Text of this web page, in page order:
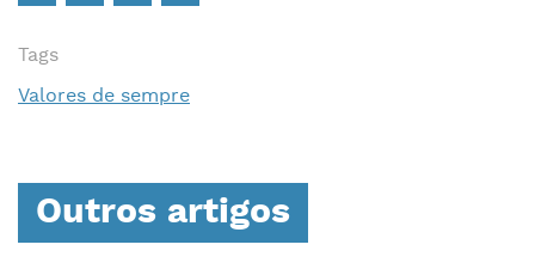
Tags
Valores de sempre
Outros artigos